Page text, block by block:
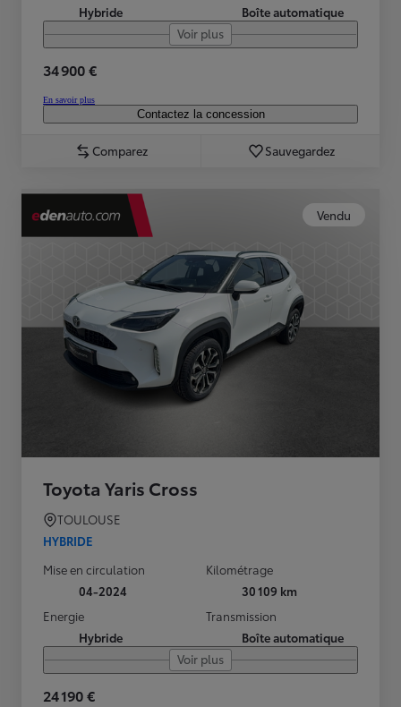
Hybride
Boîte automatique
Voir plus
34 900 €
En savoir plus
Contactez la concession
Comparez Sauvegardez
Vendu
Toyota Yaris Cross
TOULOUSE
HYBRIDE
Mise en circulation
04-2024
Kilométrage
30 109 km
Energie
Hybride
Transmission
Boîte automatique
Voir plus
24 190 €